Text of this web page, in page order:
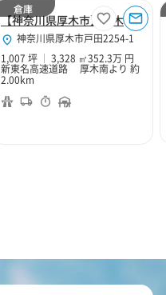
【神奈川県厚木市】厚木１０２
神奈川県厚木市戸田2254-1
1,007 坪
3,328 ㎡352.3万 円
新東名高速道路 厚木南より 約
2.00km
倉庫